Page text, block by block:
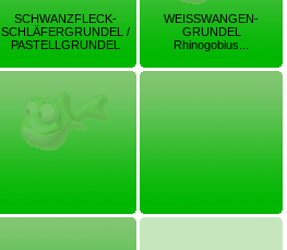
SCHWANZFLECK-
SCHLÄFERGRUNDEL /
PASTELLGRUNDEL
WEISSWANGEN-
GRUNDEL
Rhinogobius...